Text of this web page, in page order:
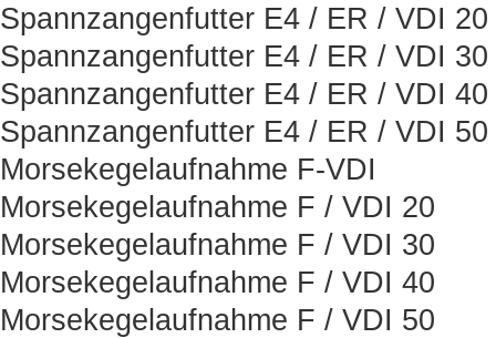
Spannzangenfutter E4 / ER / VDI 20
Spannzangenfutter E4 / ER / VDI 30
Spannzangenfutter E4 / ER / VDI 40
Spannzangenfutter E4 / ER / VDI 50
Morsekegelaufnahme F-VDI
Morsekegelaufnahme F / VDI 20
Morsekegelaufnahme F / VDI 30
Morsekegelaufnahme F / VDI 40
Morsekegelaufnahme F / VDI 50